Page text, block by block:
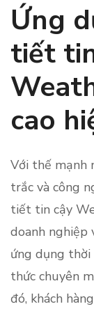
Ứng
tiết
cao
Với thế mạnh
trắc và công
tiết tin cậy
doanh nghiệp
ứng dụng thời
thức chuyên
đó, khách